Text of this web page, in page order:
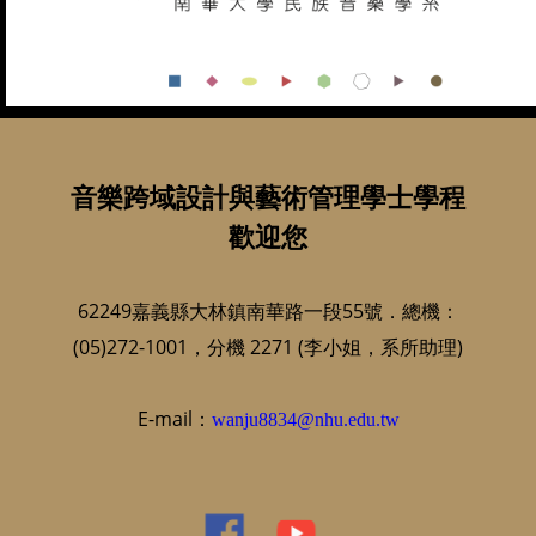
音樂跨域設計與藝術管理學士學程
歡迎您
62249嘉義縣大林鎮南華路一段55號．總機：
(05)272-1001，分機 2271 (李小姐，系所助理)
E-mail： wanju8834@nhu.edu.tw